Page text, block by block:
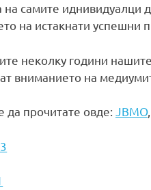
самите иднивидуалци
на истакнати
неколку години
вниманието на
да прочитате овде: JBMO,